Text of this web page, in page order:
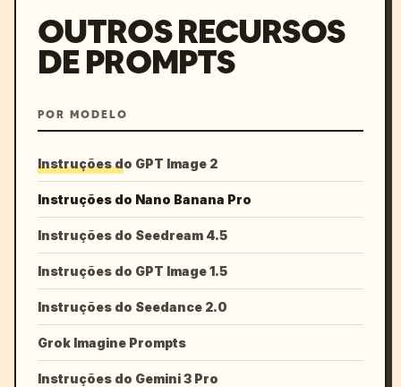
OUTROS RECURSOS
DE PROMPTS
POR MODELO
Instruções do GPT Image 2
Instruções do Nano Banana Pro
Instruções do Seedream 4.5
Instruções do GPT Image 1.5
Instruções do Seedance 2.0
Grok Imagine Prompts
Instruções do Gemini 3 Pro